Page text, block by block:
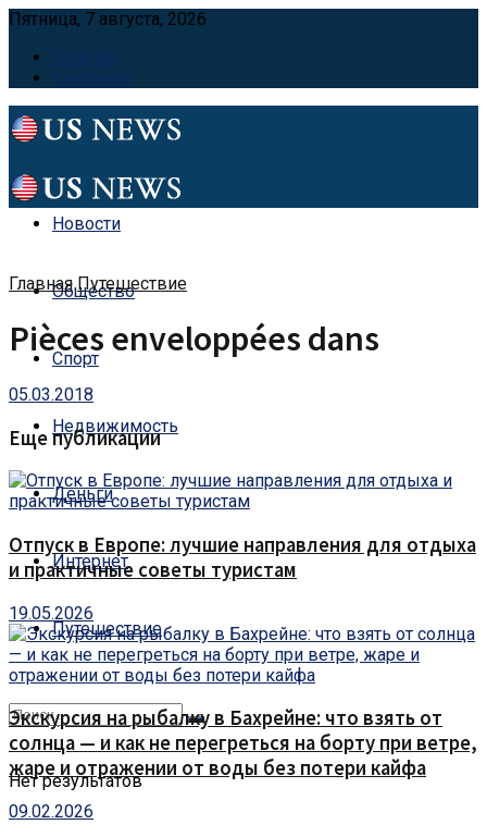
Пятница, 7 августа, 2026
Главная
Контакты
Новости
Общество
Спорт
Недвижимость
Деньги
Интернет
Путешествие
Нет результатов
Главная Путешествие
Pièces enveloppées dans
05.03.2018
Еще публикации
Отпуск в Европе: лучшие направления для отдыха
и практичные советы туристам
19.05.2026
Экскурсия на рыбалку в Бахрейне: что взять от
солнца — и как не перегреться на борту при ветре,
жаре и отражении от воды без потери кайфа
09.02.2026